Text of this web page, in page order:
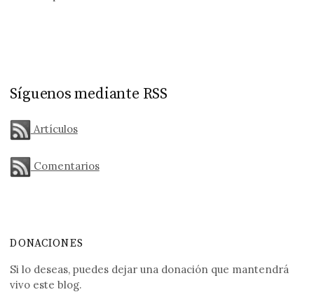
Síguenos mediante RSS
Artículos
Comentarios
DONACIONES
Si lo deseas, puedes dejar una donación que mantendrá
vivo este blog.